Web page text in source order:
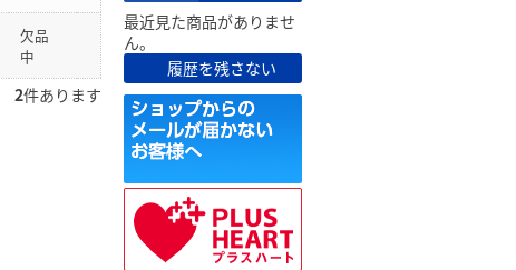
欠品
中
2件あります
最近見た商品がありませ
ん。
履歴を残さない